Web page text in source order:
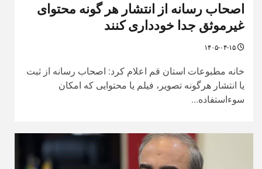
اصحاب رسانه از انتشار هر گونه محتوای
غیرموثق جدا خودداری کنند
خانه مطبوعات استان قم اعلام کرد: اصحاب رسانه از ثبت
یا انتشار هرگونه تصویر، فیلم یا محتوایی که امکان
سوءاستفاده...